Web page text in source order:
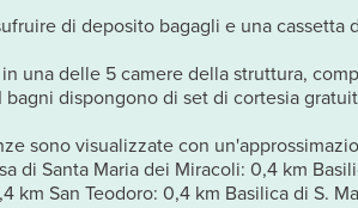
di deposito bagagli e una cassetta
in una delle 5 camere della struttura,
bagni dispongono di set di cortesia
sono visualizzate con
di Santa Maria dei Miracoli: 0,4 km
km San Teodoro: 0,4 km Basilica di S.